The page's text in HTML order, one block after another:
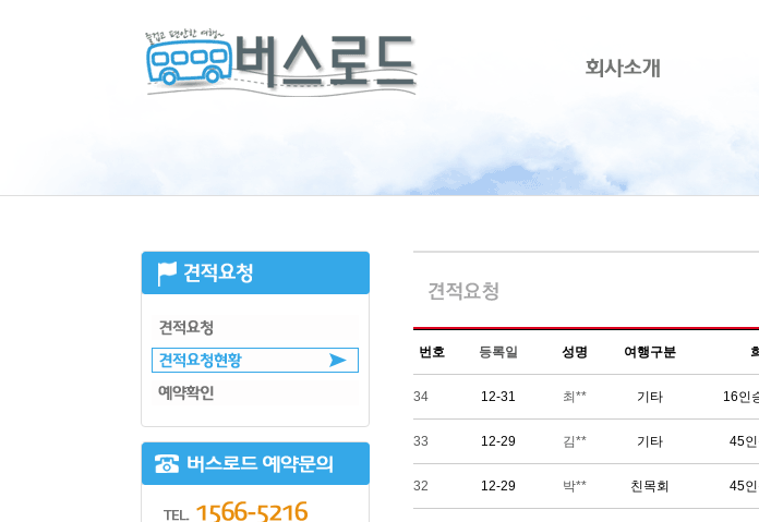
번호 등록일 성명 여행구분
34 12-31 최** 기타 16인
33 12-29 김** 기타 45
32 12-29 박** 친목회 45